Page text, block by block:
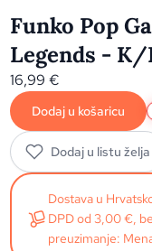
Funko Pop
Legends -
16,99€
Dodaj u košaricu
Dodaj u listu želja
Dostava u
DPD od 3,00 €,
preuzimanje: